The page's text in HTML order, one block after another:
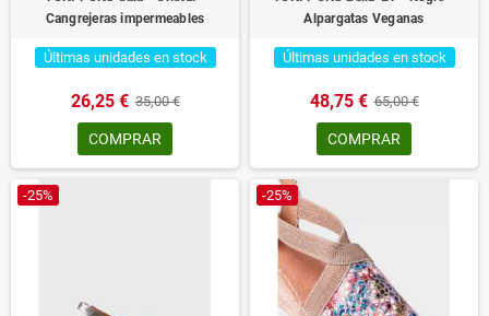
Cangrejeras impermeables
Últimas unidades en stock
26,25 € 35,00 €
COMPRAR
Alpargatas Veganas
Últimas unidades en stock
48,75 € 65,00 €
COMPRAR
-25% -25%